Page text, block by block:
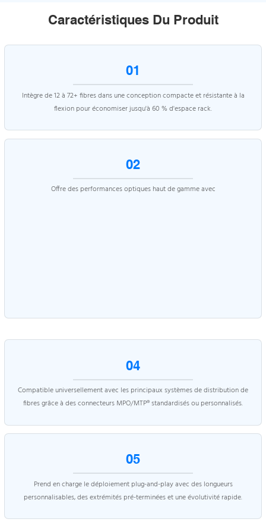
Caractéristiques Du Produit
01
Intègre de 12 à 72+ fibres dans une conception compacte et résistante à la
flexion pour économiser jusqu'à 60 % d'espace rack.
02
Offre des performances optiques haut de gamme avec
Fabriqué avec des gaines blindées LSZH de qualité industrielle et des
fibres renforcées à tampon serré pour une durabilité dans les
environnements difficiles.
04
Compatible universellement avec les principaux systèmes de distribution de
fibres grâce à des connecteurs MPO/MTP® standardisés ou personnalisés.
05
Prend en charge le déploiement plug-and-play avec des longueurs
personnalisables, des extrémités pré-terminées et une évolutivité rapide.